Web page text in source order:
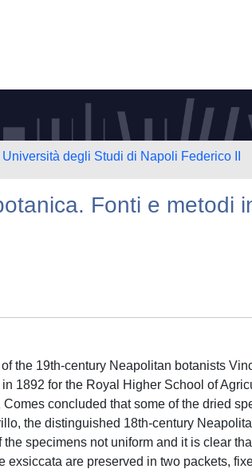
Università degli Studi di Napoli Federico II
Fonti e metodi
the 19th-century Neapolitan botanists
1892 for the Royal Higher School of
concluded that some of the dried
the distinguished 18th-century
specimens not uniform and it is clear
exsiccata are preserved in two packets,